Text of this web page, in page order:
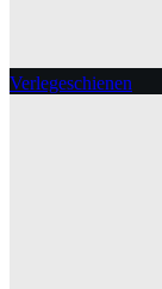
Verlegeschienen